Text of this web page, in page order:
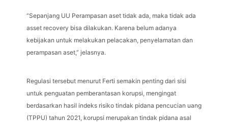
“Sepanjang UU Perampasan aset tidak ada, maka tidak ada
asset recovery bisa dilakukan. Karena belum adanya
kebijakan untuk melakukan pelacakan, penyelamatan dan
perampasan aset,” jelasnya.
Regulasi tersebut menurut Ferti semakin penting dari sisi
untuk penguatan pemberantasan korupsi, mengingat
berdasarkan hasil indeks risiko tindak pidana pencucian uang
(TPPU) tahun 2021, korupsi merupakan tindak pidana asal